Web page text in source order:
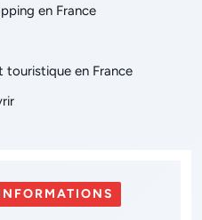
en France
en France